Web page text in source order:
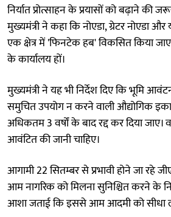
निर्यात प्रोत्साहन के प्रयासों को बढ़ाने की
मुख्यमंत्री ने कहा कि नोएडा, ग्रेटर नोएडा
एक क्षेत्र में 'फिनटेक हब' विकसित किया
के कार्यालय हों।
मुख्यमंत्री ने यह भी निर्देश दिए कि भूमि
समुचित उपयोग न करने वाली औद्योगिक
अधिकतम 3 वर्षों के बाद रद्द कर दिया
आवंटित की जानी चाहिए।
आगामी 22 सितम्बर से प्रभावी होने जा रहे
आम नागरिक को मिलना सुनिश्चित करने के
आशा जताई कि इससे आम आदमी को सीधा